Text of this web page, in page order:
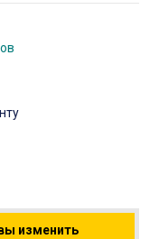
изменить